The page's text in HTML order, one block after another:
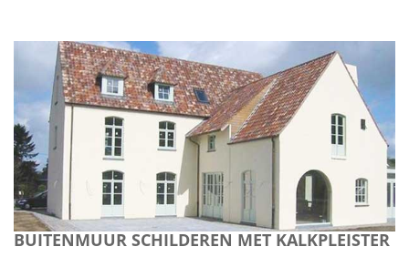
BUITENMUUR SCHILDEREN MET KALKPLEISTER